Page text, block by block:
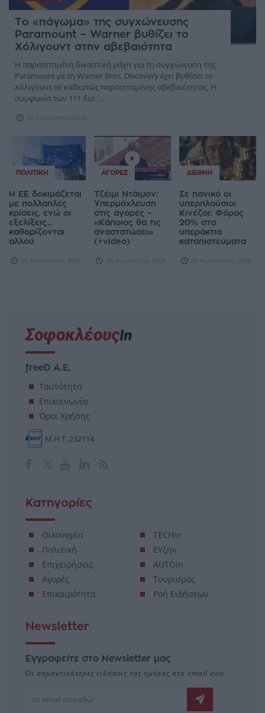
Το «πάγωμα» της συγχώνευσης
Paramount – Warner βυθίζει το
Χόλιγουντ στην αβεβαιότητα
Η παρατεταμένη δικαστική μάχη για τη συγχώνευση της
Paramount με τη Warner Bros. Discovery έχει βυθίσει το
Χόλιγουντ σε καθεστώς παρατεταμένης αβεβαιότητας. Η
συμφωνία των 111 δισ. ...
06 Αυγούστου 2026
ΠΟΛΙΤΙΚΉ
Η ΕΕ δοκιμάζεται
με πολλαπλές
κρίσεις, ενώ οι
εξελίξεις...
καθορίζονται
αλλού
06 Αυγούστου 2026
ΑΓΟΡΈΣ
Τζέιμι Ντάιμον:
Υπερμόχλευση
στις αγορές –
«Κάποιος θα τις
αναστατώσει»
(+video)
06 Αυγούστου 2026
ΔΙΕΘΝΉ
Σε πανικό οι
υπερπλούσιοι
Κινέζοι: Φόρος
20% στα
υπεράκτια
καταπιστεύματα
05 Αυγούστου 2026